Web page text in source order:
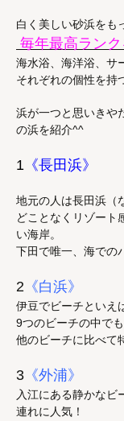
白く美しい砂浜をも
毎年最高ランク
海水浴、海洋浴、サ
それぞれの個性を持
浜が一つと思いきや
の浜を紹介^^
1 《長田浜》
地元の人は長田浜（
どことなくリゾート
い海岸。
下田で唯一、海での
2 《白浜》
伊豆でビーチといえ
9つのビーチの中で
他のビーチに比べて
3 《外浦》
入江にある静かなビ
連れに人気！